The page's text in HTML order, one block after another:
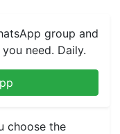
group and
need. Daily.
choose the